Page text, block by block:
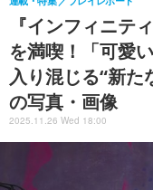
『インフィニテ
を満喫！「可愛
入り混じる“新た
の写真・画像
2025.11.26 Wed 18:00